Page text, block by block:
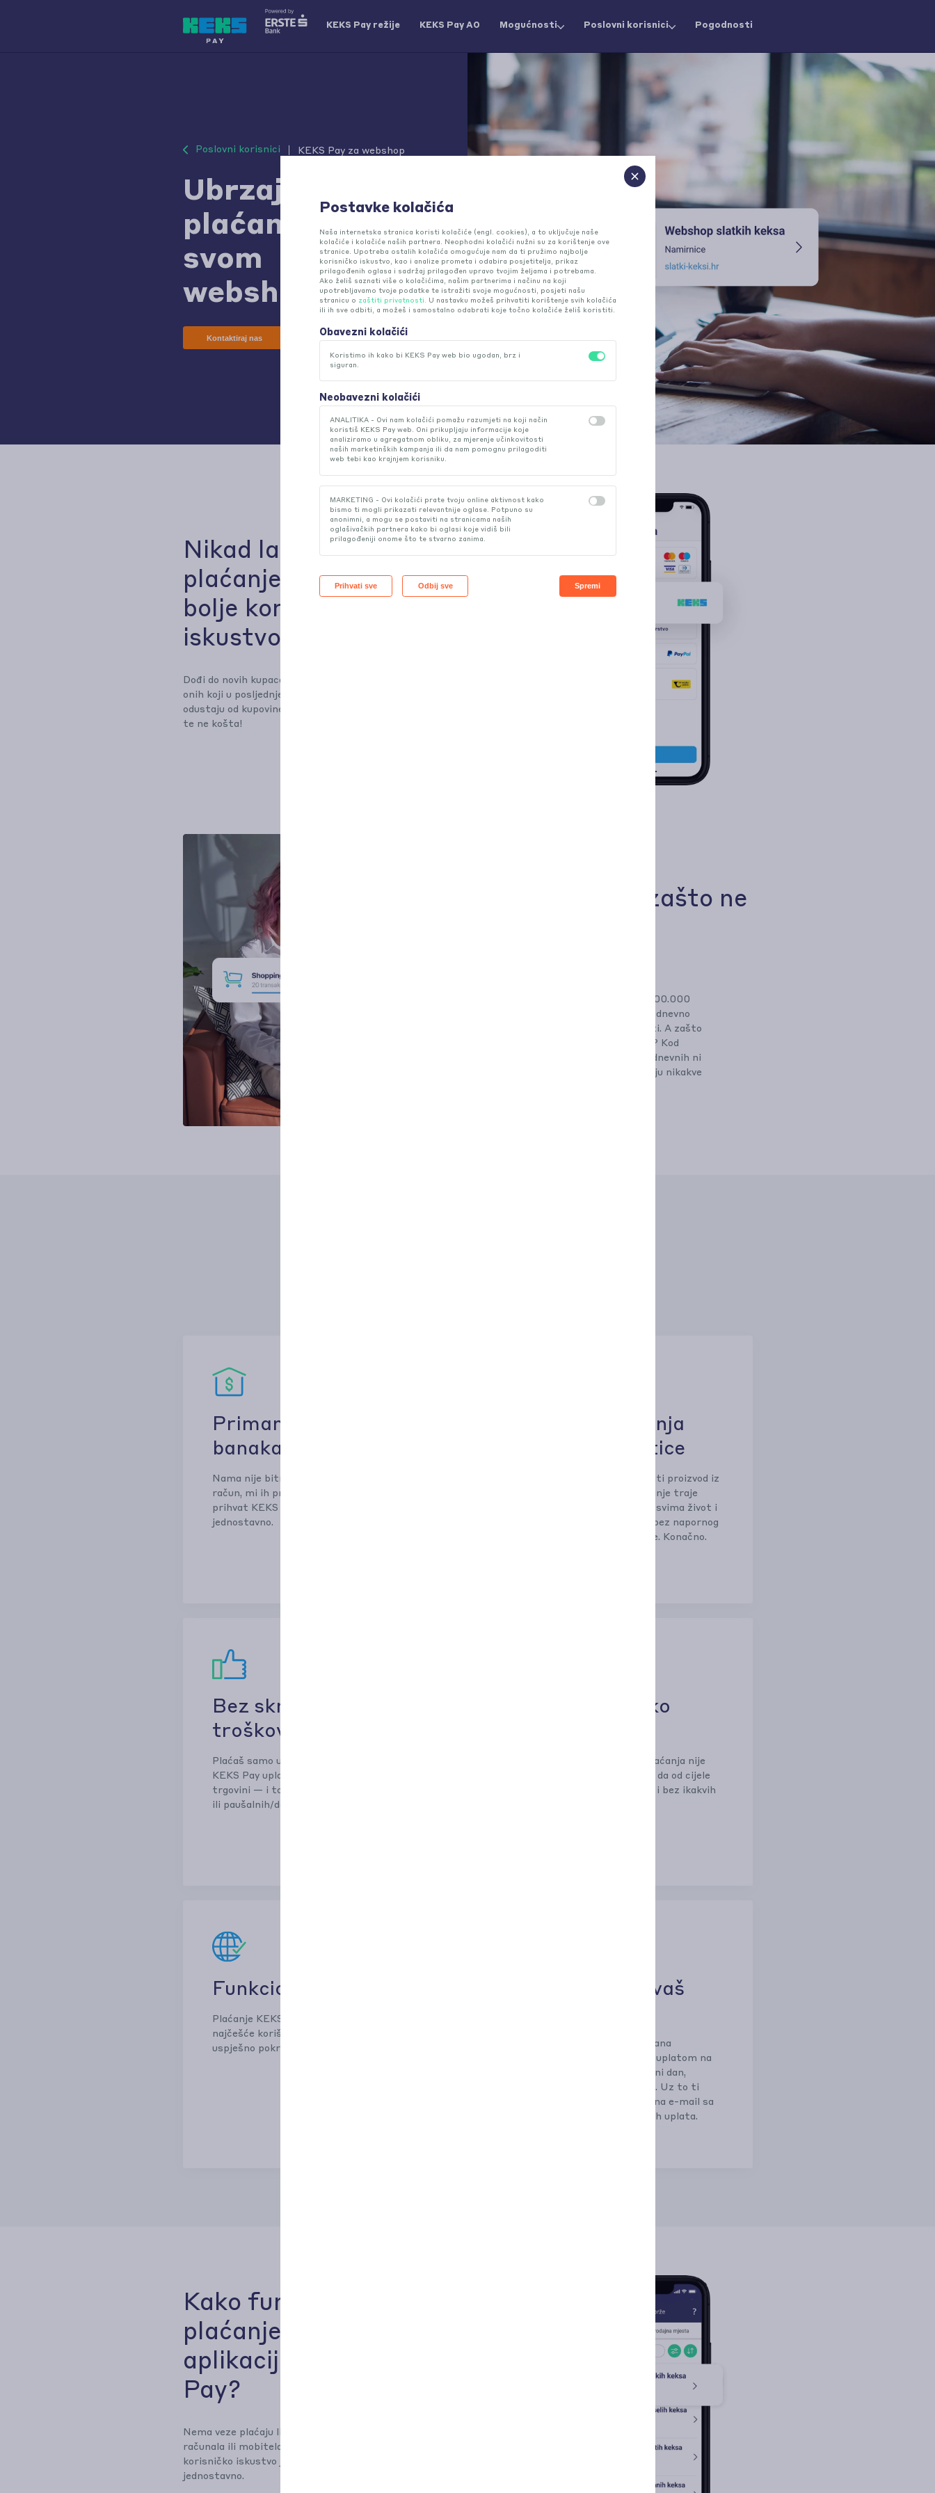
KEKS Pay režije KEKS Pay AO Mogućnosti Poslovni korisnici Pogodnosti
Poslovni korisnici KEKS Pay za webshop
Ubrzaj
plaćanje na
svom
webshopu
Kontaktiraj nas
Nikad lakše
plaćanje, nikad
bolje korisničko
iskustvo
Dođi do novih kupaca i smanji broj
onih koji u posljednjem koraku
odustaju od kupovine. Probaj - ništa
te ne košta!
posvuda - zašto ne
KEKS Pay okuplja više od 400.000
korisnika. Njihov broj svakodnevno
raste i žele posvuda keksati. A zašto
onda ne bi mogli i kod tebe? Kod
plaćanja, korisnici nemaju dnevnih ni
mjesečnih limita i ne plaćaju nikakve
Primamo račune svih
banaka
Nama nije bitno u kojoj banci imaš poslovni
račun, mi ih primamo — sve! Zaboravi IPG,
prihvat KEKS Pay plaćanja ugovaraš brzo i
jednostavno.
Nema prepisivanja
podataka s kartice
Tvoji kupci žele što prije naručiti proizvod iz
webshopa, a uz KEKS Pay plaćanje traje
samo nekoliko sekundi. Olakšaj svima život i
omogući kupovinu u roku keks, bez napornog
prepisivanja podataka s kartice. Konačno.
Bez skrivenih
troškova
Plaćaš samo ugovorenu naknadu po svakoj
KEKS Pay uplati u svojoj internetskoj
trgovini — i to je to. Nema nikakvih skrivenih
ili paušalnih/dodatnih troškova.
Nema penala ako
Ugovor o prihvatu KEKS Pay plaćanja nije
vremenski uvjetovan, što znači da od cijele
priče možeš odustati bilo kada i bez ikakvih
Funkcionira svugdje
Plaćanje KEKSOM uredno funkcionira na
najčešće korištenim preglednicima, čime je
uspješno pokriveno više od 99% transakcija.
Sve uplate dobivaš
Sve KEKS Pay uplate tijekom dana
prenosimo ti jednom skupnom uplatom na
tvoj poslovni račun naredni radni dan,
umanjeno za ugovornu naknadu. Uz to ti
šaljemo i automatsku potvrdu na e-mail sa
specifikacijom svih pojedinačnih uplata.
Kako funkcionira
plaćanje
aplikacijom KEKS
Pay?
Nema veze plaćaju li kupci preko
računala ili mobitela, njihovo
korisničko iskustvo je jednako brzo i
jednostavno.
Postavke kolačića
Naša internetska stranica koristi kolačiće (engl. cookies), a to uključuje naše
kolačiće i kolačiće naših partnera. Neophodni kolačići nužni su za korištenje ove
stranice. Upotreba ostalih kolačića omogućuje nam da ti pružimo najbolje
korisničko iskustvo, kao i analize prometa i odabira posjetitelja, prikaz
prilagođenih oglasa i sadržaj prilagođen upravo tvojim željama i potrebama.
Ako želiš saznati više o kolačićima, našim partnerima i načinu na koji
upotrebljavamo tvoje podatke te istražiti svoje mogućnosti, posjeti našu
stranicu o zaštiti privatnosti. U nastavku možeš prihvatiti korištenje svih kolačića
ili ih sve odbiti, a možeš i samostalno odabrati koje točno kolačiće želiš koristiti.
Obavezni kolačići
Koristimo ih kako bi KEKS Pay web bio ugodan, brz i
siguran.
Neobavezni kolačići
ANALITIKA - Ovi nam kolačići pomažu razumjeti na koji način
koristiš KEKS Pay web. Oni prikupljaju informacije koje
analiziramo u agregatnom obliku, za mjerenje učinkovitosti
naših marketinških kampanja ili da nam pomognu prilagoditi
web tebi kao krajnjem korisniku.
MARKETING - Ovi kolačići prate tvoju online aktivnost kako
bismo ti mogli prikazati relevantnije oglase. Potpuno su
anonimni, a mogu se postaviti na stranicama naših
oglašivačkih partnera kako bi oglasi koje vidiš bili
prilagođeniji onome što te stvarno zanima.
Spremi
Prihvati sve Odbij sve